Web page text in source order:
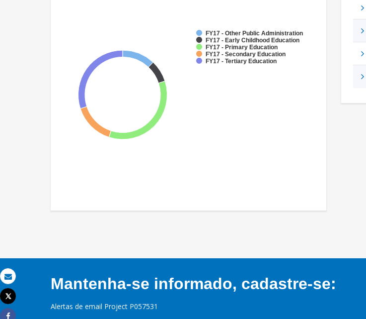
Email
Imprimir
Tweet
FY17 - Other Public Administration
FY17 - Early Childhood Education
FY17 - Primary Education
FY17 - Secondary Education
FY17 - Tertiary Education
Mantenha-se informado, cadastre-se:
Alertas de email Project P057531